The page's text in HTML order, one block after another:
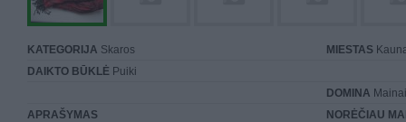
KATEGORIJA Skaros MIESTAS
DAIKTO BŪKLĖ Puiki
DOMINA
APRAŠYMAS
NORĖČIAU